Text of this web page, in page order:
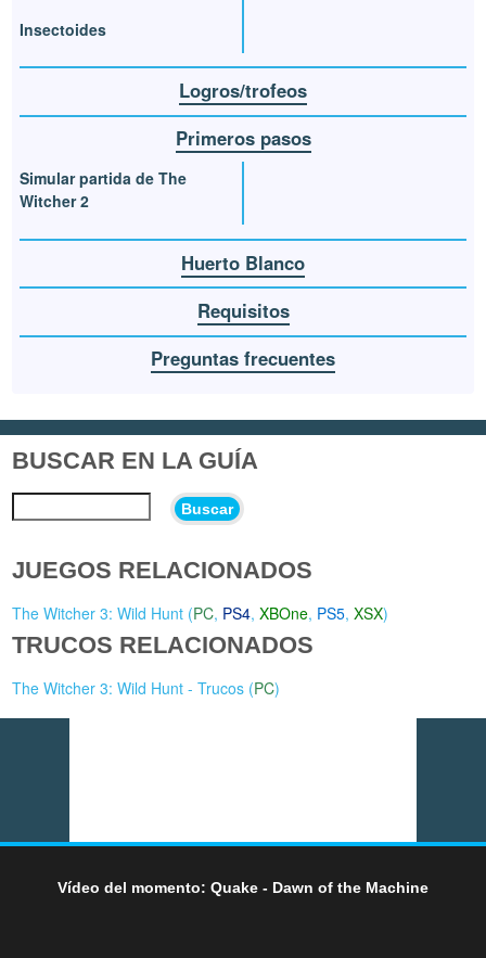
Insectoides
Logros/trofeos
Primeros pasos
Simular partida de The
Witcher 2
Huerto Blanco
Requisitos
Preguntas frecuentes
BUSCAR EN LA GUÍA
Buscar
JUEGOS RELACIONADOS
The Witcher 3: Wild Hunt (PC, PS4,XBOne, PS5,XSX)
TRUCOS RELACIONADOS
The Witcher 3: Wild Hunt - Trucos (PC)
Vídeo del momento: Quake - Dawn of the Machine